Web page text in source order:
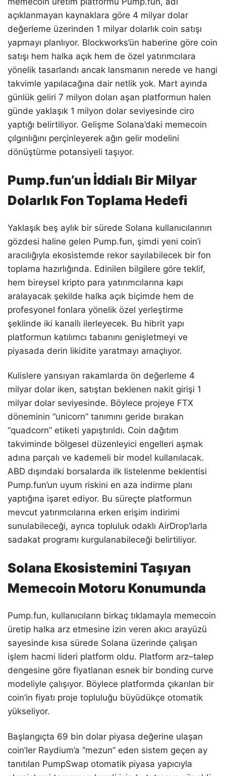
açıklanmayan kaynaklara göre 4 milyar dolar
değerleme üzerinden 1 milyar dolarlık coin satışı
yapmayı planlıyor. Blockworks’ün haberine göre coin
satışı hem halka açık hem de özel yatırımcılara
yönelik tasarlandı ancak lansmanın nerede ve hangi
takvimle yapılacağına dair netlik yok. Mart ayında
günlük geliri 7 milyon doları aşan platformun halen
günde yaklaşık 1 milyon dolar seviyesinde ciro
yaptığı belirtiliyor. Gelişme Solana’daki memecoin
çılgınlığını perçinleyerek ağın gelir modelini
dönüştürme potansiyeli taşıyor.
Pump.fun’un İddialı Bir Milyar
Dolarlık Fon Toplama Hedefi
Yaklaşık beş aylık bir sürede Solana kullanıcılarının
gözdesi haline gelen Pump.fun, şimdi yeni coin’i
aracılığıyla ekosistemde rekor sayılabilecek bir fon
toplama hazırlığında. Edinilen bilgilere göre teklif,
hem bireysel kripto para yatırımcılarına kapı
aralayacak şekilde halka açık biçimde hem de
profesyonel fonlara yönelik özel yerleştirme
şeklinde iki kanallı ilerleyecek. Bu hibrit yapı
platformun katılımcı tabanını genişletmeyi ve
piyasada derin likidite yaratmayı amaçlıyor.
Kulislere yansıyan rakamlarda ön değerleme 4
milyar dolar iken, satıştan beklenen nakit girişi 1
milyar dolar seviyesinde. Böylece projeye FTX
döneminin “unicorn” tanımını geride bırakan
“quadcorn” etiketi yapıştırıldı. Coin dağıtım
takviminde bölgesel düzenleyici engelleri aşmak
adına parçalı ve kademeli bir model kullanılacak.
ABD dışındaki borsalarda ilk listelenme beklentisi
Pump.fun’un uyum riskini en aza indirme planı
yaptığına işaret ediyor. Bu süreçte platformun
mevcut yatırımcılarına erken erişim indirimi
sunulabileceği, ayrıca topluluk odaklı AirDrop’larla
sadakat programı kurgulanabileceği belirtiliyor.
Solana Ekosistemini Taşıyan
Memecoin Motoru Konumunda
Pump.fun, kullanıcıların birkaç tıklamayla memecoin
üretip halka arz etmesine izin veren akıcı arayüzü
sayesinde kısa sürede Solana üzerinde çalışan
işlem hacmi lideri platform oldu. Platform arz–talep
dengesine göre fiyatlanan esnek bir bonding curve
modeliyle çalışıyor. Böylece platformda çıkarılan bir
coin’in fiyatı proje topluluğu büyüdükçe otomatik
yükseliyor.
Başlangıçta 69 bin dolar piyasa değerine ulaşan
coin’ler Raydium’a “mezun” eden sistem geçen ay
tanıtılan PumpSwap otomatik piyasa yapıcıyla